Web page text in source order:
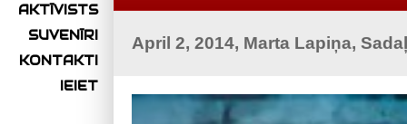
AKTĪVISTS
SUVENĪRI
KONTAKTI
IEIET
April 2, 2014, Marta Lapiņa,